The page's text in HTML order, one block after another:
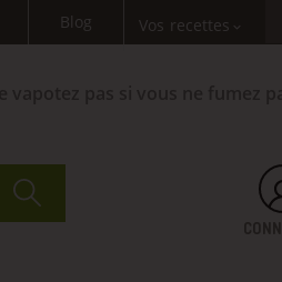
Blog Vos recettes expand_more